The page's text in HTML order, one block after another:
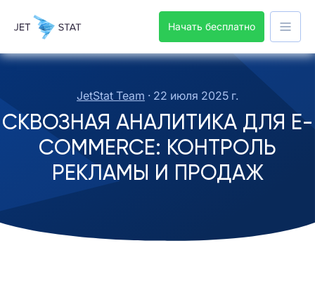
Начать бесплатно
JetStat Team · 22 июля 2025 г.
СКВОЗНАЯ АНАЛИТИКА ДЛЯ E-
COMMERCE: КОНТРОЛЬ
РЕКЛАМЫ И ПРОДАЖ